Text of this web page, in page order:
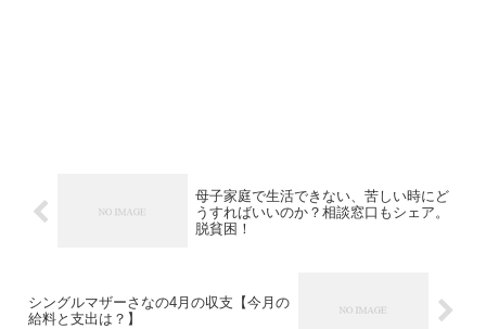
母子家庭で生活できない、苦しい時にど
うすればいいのか？相談窓口もシェア。
脱貧困！
シングルマザーさなの4月の収支【今月の
給料と支出は？】